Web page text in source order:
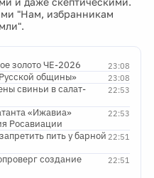
"Нам, избранникам
23:08
золото ЧЕ-2026
23:08
общины»
22:53
свиньи в салат-
22:53
«Ижавиа»
Росавиации
22:51
пить у барной
22:51
создание